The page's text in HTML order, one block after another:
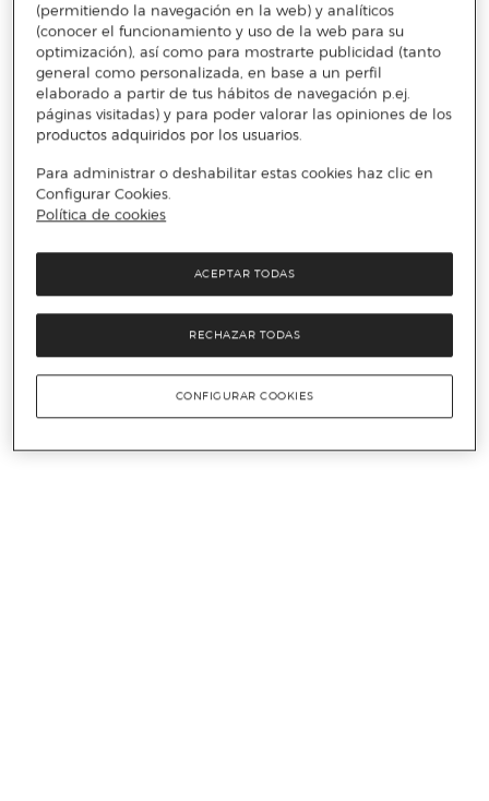
(permitiendo la navegación en la web) y analíticos
(conocer el funcionamiento y uso de la web para su
optimización), así como para mostrarte publicidad (tanto
general como personalizada, en base a un perfil
elaborado a partir de tus hábitos de navegación p.ej.
páginas visitadas) y para poder valorar las opiniones de los
productos adquiridos por los usuarios.
Para administrar o deshabilitar estas cookies haz clic en
Configurar Cookies.
Política de cookies
RECHAZAR TODAS
ACEPTAR TODAS
CONFIGURAR COOKIES